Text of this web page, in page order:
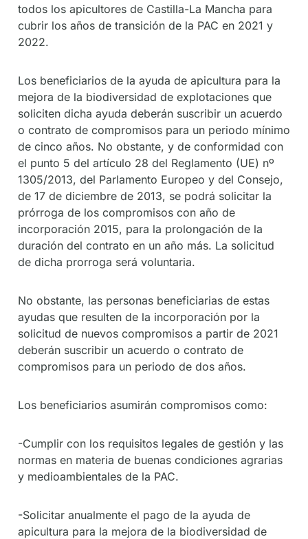
todos los apicultores de Castilla-La Mancha para
cubrir los años de transición de la PAC en 2021 y
2022.
Los beneficiarios de la ayuda de apicultura para la
mejora de la biodiversidad de explotaciones que
soliciten dicha ayuda deberán suscribir un acuerdo
o contrato de compromisos para un periodo mínimo
de cinco años. No obstante, y de conformidad con
el punto 5 del artículo 28 del Reglamento (UE) nº
1305/2013, del Parlamento Europeo y del Consejo,
de 17 de diciembre de 2013, se podrá solicitar la
prórroga de los compromisos con año de
incorporación 2015, para la prolongación de la
duración del contrato en un año más. La solicitud
de dicha prorroga será voluntaria.
No obstante, las personas beneficiarias de estas
ayudas que resulten de la incorporación por la
solicitud de nuevos compromisos a partir de 2021
deberán suscribir un acuerdo o contrato de
compromisos para un periodo de dos años.
Los beneficiarios asumirán compromisos como:
-Cumplir con los requisitos legales de gestión y las
normas en materia de buenas condiciones agrarias
y medioambientales de la PAC.
-Solicitar anualmente el pago de la ayuda de
apicultura para la mejora de la biodiversidad de